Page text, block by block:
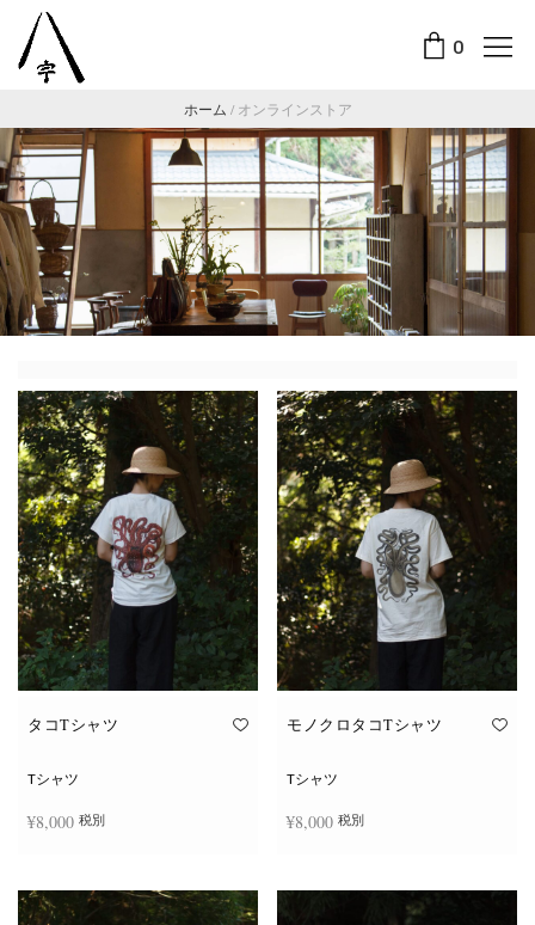
0
ホーム / オンラインストア
タコTシャツ
Tシャツ
¥8,000 税別
の
商
モノクロタコTシャツ
Tシャツ
¥8,000 税別
の
商